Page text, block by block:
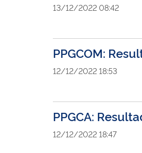
13/12/2022 08:42
PPGCOM:
12/12/2022 18:53
PPGCA:
12/12/2022 18:47